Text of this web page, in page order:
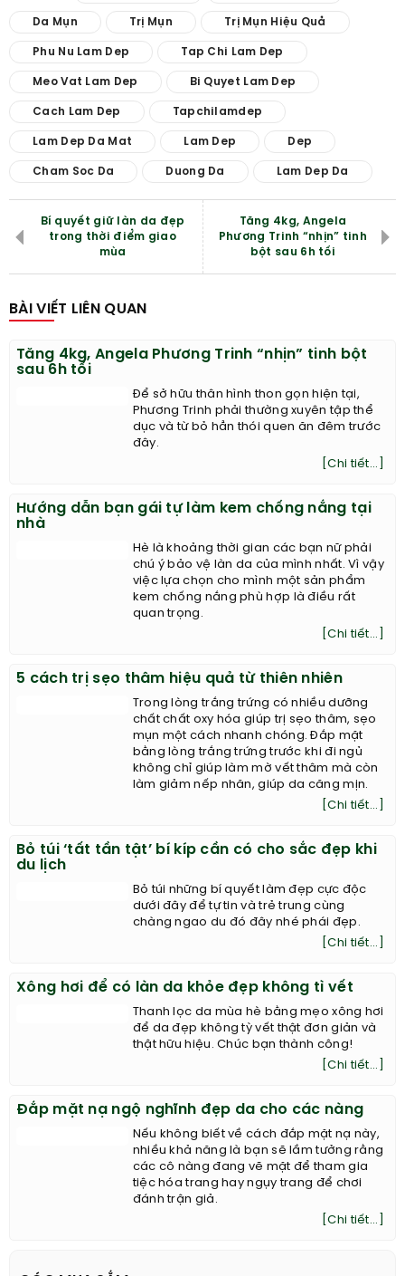
Da Mụn Trị Mụn Trị Mụn Hiệu Quả
Phu Nu Lam Dep Tap Chi Lam Dep
Meo Vat Lam Dep Bi Quyet Lam Dep
Cach Lam Dep Tapchilamdep
Lam Dep Da Mat Lam Dep Dep
Cham Soc Da Duong Da Lam Dep Da
Bí quyết giữ làn da đẹp
trong thời điểm giao
mùa
Tăng 4kg, Angela
Phương Trinh “nhịn” tinh
bột sau 6h tối
BÀI VIẾT LIÊN QUAN
Tăng 4kg, Angela Phương Trinh “nhịn” tinh bột
sau 6h tối
Để sở hữu thân hình thon gọn hiện tại,
Phương Trinh phải thường xuyên tập thể
dục và từ bỏ hẳn thói quen ăn đêm trước
đây.
[Chi tiết...]
Hướng dẫn bạn gái tự làm kem chống nắng tại
nhà
Hè là khoảng thời gian các bạn nữ phải
chú ý bảo vệ làn da của mình nhất. Vì vậy
việc lựa chọn cho mình một sản phẩm
kem chống nắng phù hợp là điều rất
quan trọng.
[Chi tiết...]
5 cách trị sẹo thâm hiệu quả từ thiên nhiên
Trong lòng trắng trứng có nhiều dưỡng
chất chất oxy hóa giúp trị sẹo thâm, sẹo
mụn một cách nhanh chóng. Đắp mặt
bằng lòng trắng trứng trước khi đi ngủ
không chỉ giúp làm mờ vết thâm mà còn
làm giảm nếp nhăn, giúp da căng mịn.
[Chi tiết...]
Bỏ túi ‘tất tần tật’ bí kíp cần có cho sắc đẹp khi
du lịch
Bỏ túi những bí quyết làm đẹp cực độc
dưới đây để tự tin và trẻ trung cùng
chàng ngao du đó đây nhé phái đẹp.
[Chi tiết...]
Xông hơi để có làn da khỏe đẹp không tì vết
Thanh lọc da mùa hè bằng mẹo xông hơi
để da đẹp không tỳ vết thật đơn giản và
thật hữu hiệu. Chúc bạn thành công!
[Chi tiết...]
Đắp mặt nạ ngộ nghĩnh đẹp da cho các nàng
Nếu không biết về cách đắp mặt nạ này,
nhiều khả năng là bạn sẽ lầm tưởng rằng
các cô nàng đang vẽ mặt để tham gia
tiệc hóa trang hay ngụy trang để chơi
đánh trận giả.
[Chi tiết...]